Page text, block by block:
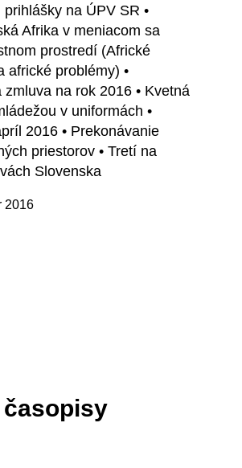
prihlášky na ÚPV SR •
Afrika v meniacom sa
prostredí (Africké
africké problémy) •
zmluva na rok 2016 • Kvetná
v uniformách •
2016 • Prekonávanie
priestorov • Tretí na
Slovenska
2016
časopisy